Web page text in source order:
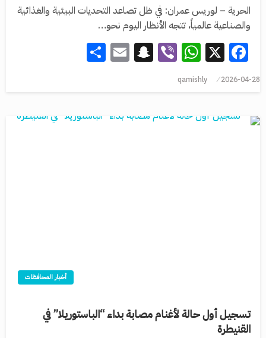
الحرية – لوريس عمران: في ظل تصاعد التحديات البيئية والغذائية
والصناعية عالمياً، تتجه الأنظار اليوم نحو…
Facebook
X
WhatsApp
Viber
Snapchat
Email
2026-04-28
qamishly
أخبار المحافظات
تسجيل أول حالة لأغنام مصابة بداء “الباستوريلا” في
القنيطرة